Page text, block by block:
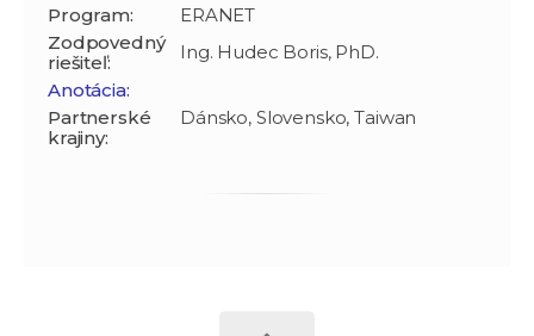
Program:
ERANET
Zodpovedný
riešiteľ:
Ing. Hudec Boris, PhD.
Anotácia:
Partnerské
krajiny:
Dánsko, Slovensko, Taiwan